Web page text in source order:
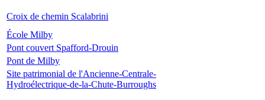
Croix de chemin Scalabrini
École Milby
Pont couvert Spafford-Drouin
Pont de Milby
Site patrimonial de l'Ancienne-Centrale-
Hydroélectrique-de-la-Chute-Burroughs